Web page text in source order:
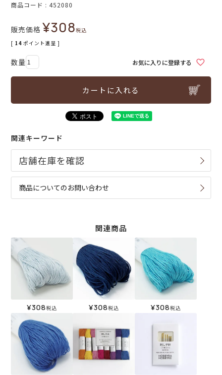
商品コード 452080
販売価格 ¥308税込
[ 14 ポイント進呈 ]
お気に入りに登録する
カートに入れる
関連キーワード
商品についてのお問い合わせ
関連商品
¥308税込 ¥308税込 ¥308税込